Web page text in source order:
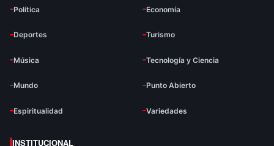
Política Economía
Deportes Turismo
Música Tecnología y Ciencia
Mundo Punto Abierto
Espiritualidad Variedades
INSTITUCIONAL